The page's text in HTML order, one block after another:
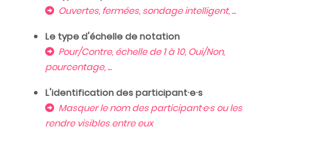
Ouvertes, fermées, sondage intelligent, ...
Le type d'échelle de notation
Pour/Contre, échelle de 1 à 10, Oui/Non,
pourcentage, ...
L'identification des participant·e·s
Masquer le nom des participant·e·s ou les
rendre visibles entre eux